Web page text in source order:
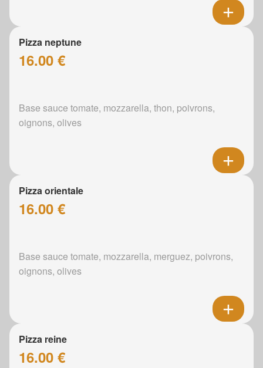
Pizza neptune
16.00 €
Base sauce tomate, mozzarella, thon, poivrons,
oignons, olives
Pizza orientale
16.00 €
Base sauce tomate, mozzarella, merguez, poivrons,
oignons, olives
Pizza reine
16.00 €